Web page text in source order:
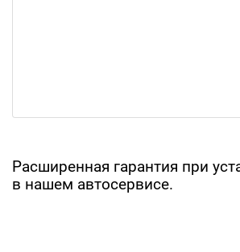
Расширенная гарантия при
в нашем автосервисе.